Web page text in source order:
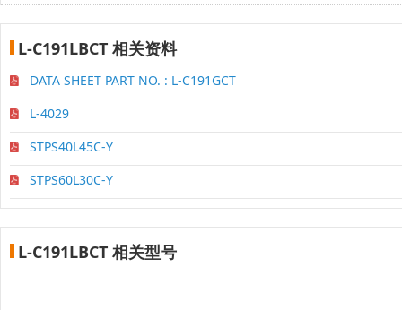
L-C191LBCT 相关资料
DATA SHEET PART NO. : L-C191GCT
L-4029
STPS40L45C-Y
STPS60L30C-Y
L-C191LBCT 相关型号